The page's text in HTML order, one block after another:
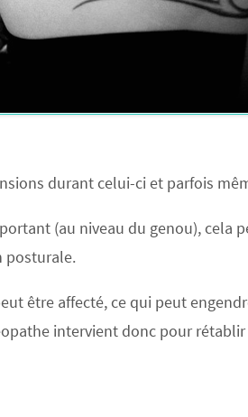
durant celui-ci et parfois
(au niveau du genou),
posturale.
être affecté,ce qui peut
intervient donc pour